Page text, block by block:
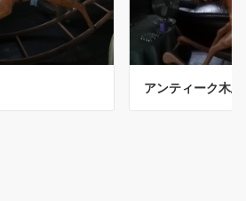
アンティーク木